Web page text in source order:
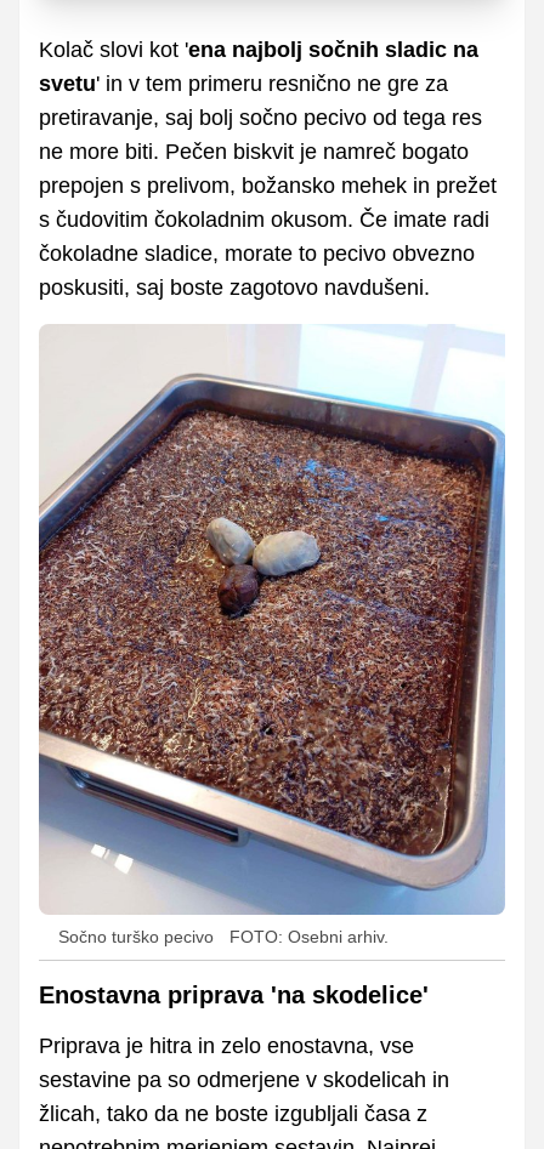
Kolač slovi kot 'ena najbolj sočnih sladic na
svetu' in v tem primeru resnično ne gre za
pretiravanje, saj bolj sočno pecivo od tega res
ne more biti. Pečen biskvit je namreč bogato
prepojen s prelivom, božansko mehek in prežet
s čudovitim čokoladnim okusom. Če imate radi
čokoladne sladice, morate to pecivo obvezno
poskusiti, saj boste zagotovo navdušeni.
Sočno turško pecivo FOTO: Osebni arhiv.
Enostavna priprava 'na skodelice'
Priprava je hitra in zelo enostavna, vse
sestavine pa so odmerjene v skodelicah in
žlicah, tako da ne boste izgubljali časa z